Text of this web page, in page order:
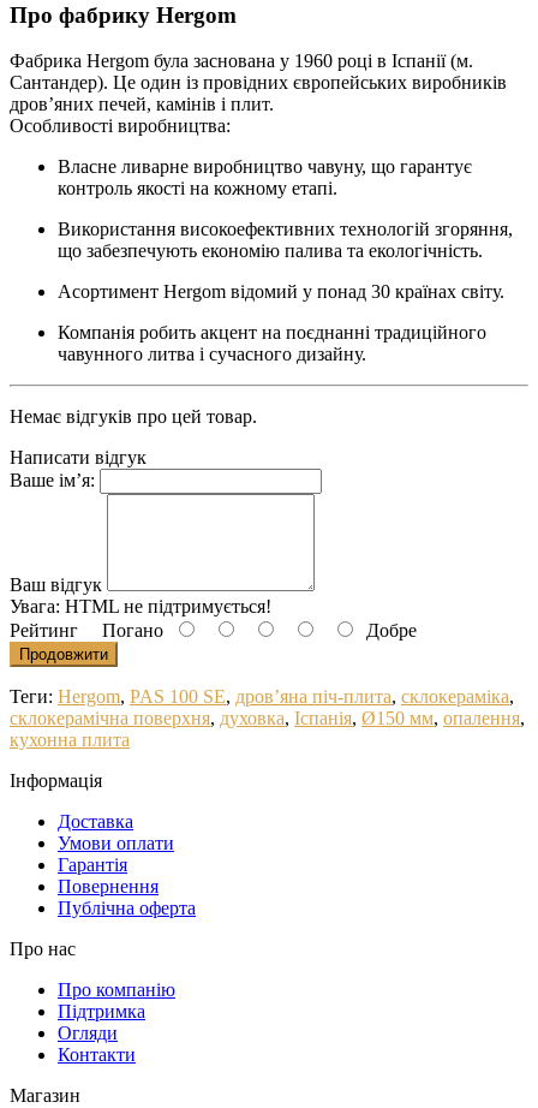
Про фабрику Hergom
Фабрика Hergom була заснована у 1960 році в Іспанії (м.
Сантандер). Це один із провідних європейських виробників
дров’яних печей, камінів і плит.
Особливості виробництва:
Власне ливарне виробництво чавуну, що гарантує
контроль якості на кожному етапі.
Використання високоефективних технологій згоряння,
що забезпечують економію палива та екологічність.
Асортимент Hergom відомий у понад 30 країнах світу.
Компанія робить акцент на поєднанні традиційного
чавунного литва і сучасного дизайну.
Немає відгуків про цей товар.
Написати відгук
Ваше ім’я:
Ваш відгук
Увага: HTML не підтримується!
Рейтинг Погано Добре
Продовжити
Теги: Hergom, PAS 100 SE, дров’яна піч-плита, склокераміка,
склокерамічна поверхня, духовка, Іспанія, Ø150 мм, опалення,
кухонна плита
Iнформацiя
Доставка
Умови оплати
Гарантія
Повернення
Публічна оферта
Про нас
Про компанію
Підтримка
Огляди
Контакти
Магазин